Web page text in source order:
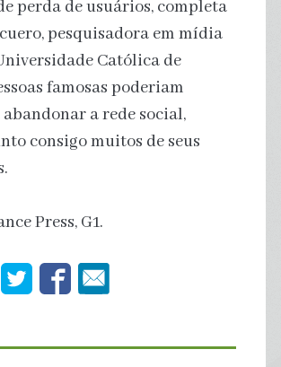
perda de usuários, completa
pesquisadora em mídia
Católica de
famosas poderiam
abandonar a rede social,
consigo muitos de seus
Press, G1.